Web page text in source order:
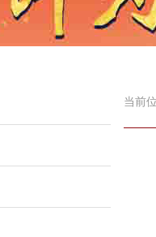
当前